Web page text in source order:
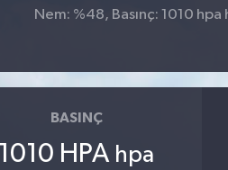
Nem: %48, Basınç: 1010
BASINÇ
1010 HPA hpa